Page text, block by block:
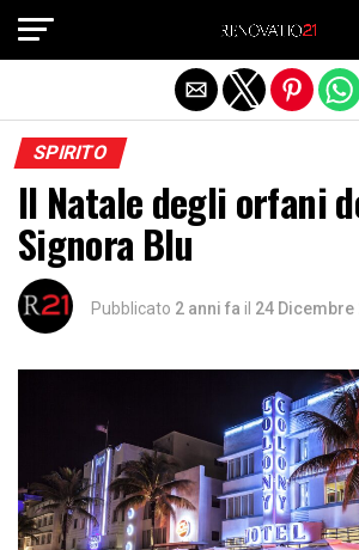
SPIRITO
Il Natale degli orfani
Signora Blu
Pubblicato 2 anni fa il 24 Dicembre
Exit mobile version